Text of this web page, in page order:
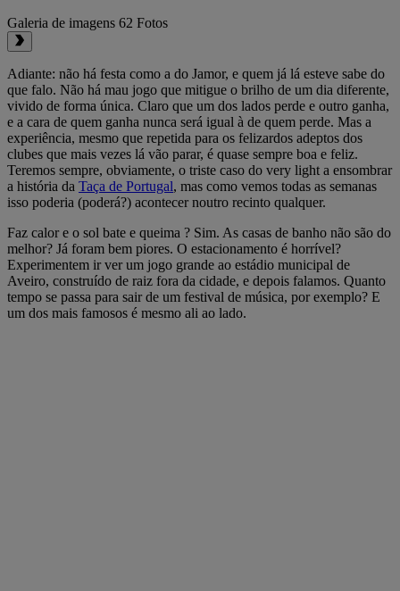
Galeria de imagens 62 Fotos
Adiante: não há festa como a do Jamor, e quem já lá esteve sabe do
que falo. Não há mau jogo que mitigue o brilho de um dia diferente,
vivido de forma única. Claro que um dos lados perde e outro ganha,
e a cara de quem ganha nunca será igual à de quem perde. Mas a
experiência, mesmo que repetida para os felizardos adeptos dos
clubes que mais vezes lá vão parar, é quase sempre boa e feliz.
Teremos sempre, obviamente, o triste caso do very light a ensombrar
a história da Taça de Portugal, mas como vemos todas as semanas
isso poderia (poderá?) acontecer noutro recinto qualquer.
Faz calor e o sol bate e queima ? Sim. As casas de banho não são do
melhor? Já foram bem piores. O estacionamento é horrível?
Experimentem ir ver um jogo grande ao estádio municipal de
Aveiro, construído de raiz fora da cidade, e depois falamos. Quanto
tempo se passa para sair de um festival de música, por exemplo? E
um dos mais famosos é mesmo ali ao lado.